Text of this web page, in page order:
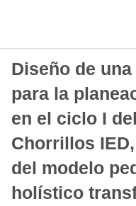
Diseño de
para la
en el ciclo I
Chorrillos
del modelo
holístico